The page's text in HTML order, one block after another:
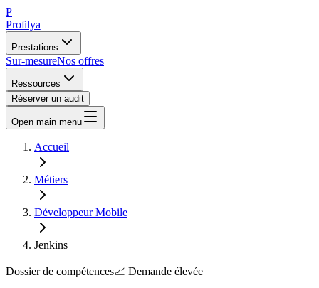
P
Profilya
Prestations
Sur-mesureNos offres
Ressources
Réserver un audit
Open main menu
Accueil
Métiers
Développeur Mobile
Jenkins
Dossier de compétences📈 Demande élevée